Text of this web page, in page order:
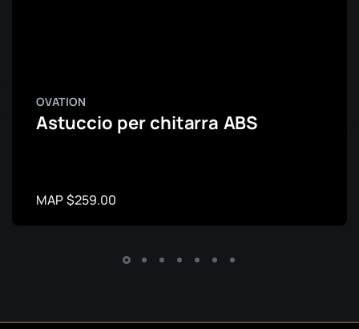
OVATION
Astuccio per chitarra ABS
MAP $259.00